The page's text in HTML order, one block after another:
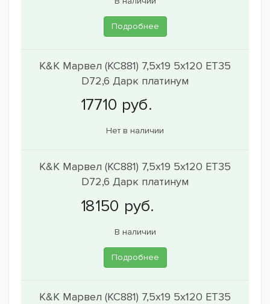
Подробнее
K&K Марвел (КС881) 7,5x19 5x120 ET35
D72,6 Дарк платинум
Нет в наличии
K&K Марвел (КС881) 7,5x19 5x120 ET35
D72,6 Дарк платинум
В наличии
Подробнее
K&K Марвел (КС881) 7,5x19 5x120 ET35